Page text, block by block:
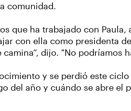
comunidad.
que ha trabajado con
con ella como presidenta
dijo. "No podríamos
y se perdió este
del año y cuándo se abre el